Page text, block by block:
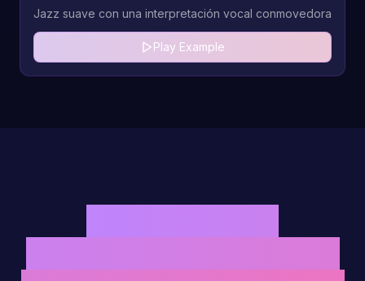
Jazz suave con una interpretación vocal conmovedora
Play Example